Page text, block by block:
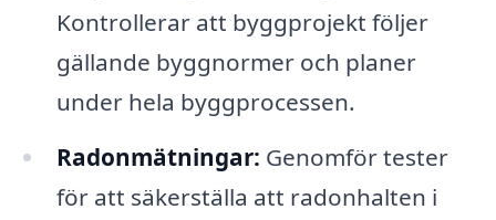
Kontrollerar att byggprojekt följer
gällande byggnormer och planer
under hela byggprocessen.
Radonmätningar: Genomför tester
för att säkerställa att radonhalten i